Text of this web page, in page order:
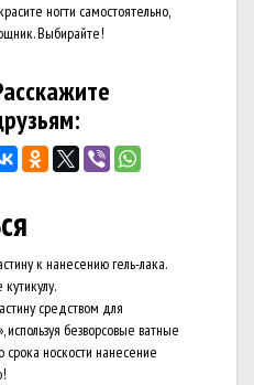
ногти самостоятельно,
Выбирайте!
к нанесению гель-лака.
средством для
используя безворсовые ватные
срока носкости нанесение